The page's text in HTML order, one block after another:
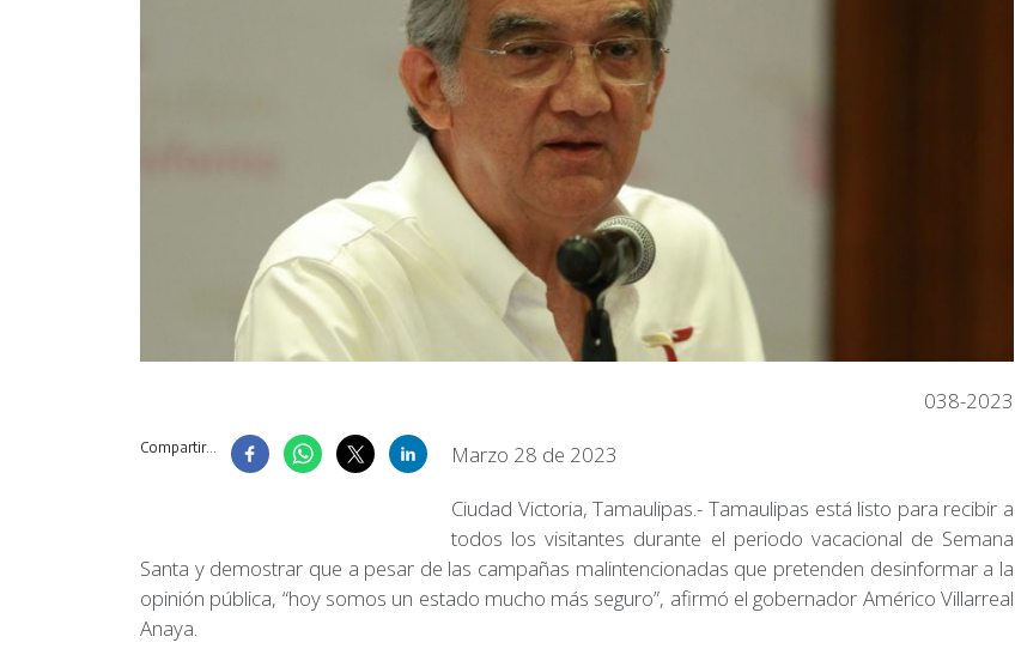
Compartir...
038-2023
Marzo 28 de 2023
Ciudad Victoria, Tamaulipas.- Tamaulipas está listo para recibir a
todos los visitantes durante el periodo vacacional de Semana
Santa y demostrar que a pesar de las campañas malintencionadas que pretenden desinformar a la
opinión pública, “hoy somos un estado mucho más seguro”, afirmó el gobernador Américo Villarreal
Anaya.